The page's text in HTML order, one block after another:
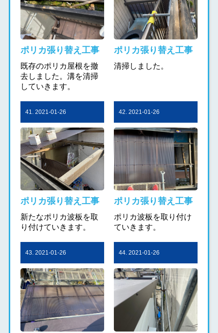
ポリカ張り替え工事
既存のポリカ屋根を撤
去しました。溝を清掃
していきます。
ポリカ張り替え工事
清掃しました。
41. 2021-01-26
ポリカ張り替え工事
新たなポリカ波板を取
り付けていきます。
42. 2021-01-26
ポリカ張り替え工事
ポリカ波板を取り付け
ていきます。
43. 2021-01-26 44. 2021-01-26